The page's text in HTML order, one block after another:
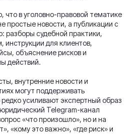
что в уголовно-правовой тематике
простые новости, а публикации с
разборы судебной практики,
для клиентов,
объяснение рисков и
действий.
внутренние новости и
могут поддерживать
усиливают экспертный образ
Telegram-канал
«что произошло», но и на
«кому это важно», «где риск» и